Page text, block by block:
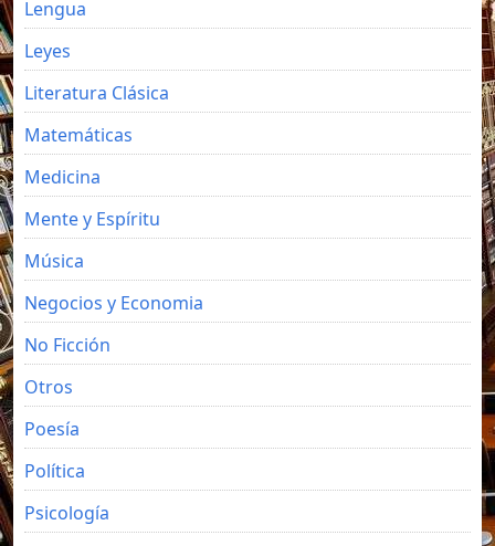
Lengua
Leyes
Literatura Clásica
Matemáticas
Medicina
Mente y Espíritu
Música
Negocios y Economia
No Ficción
Otros
Poesía
Política
Psicología